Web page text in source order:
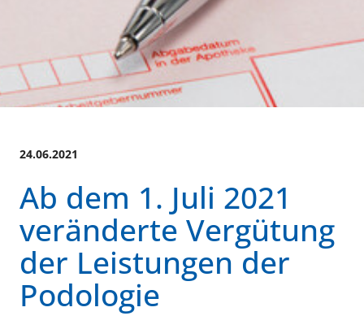
24.06.2021
Ab dem 1. Juli 2021
veränderte Vergütung
der Leistungen der
Podologie